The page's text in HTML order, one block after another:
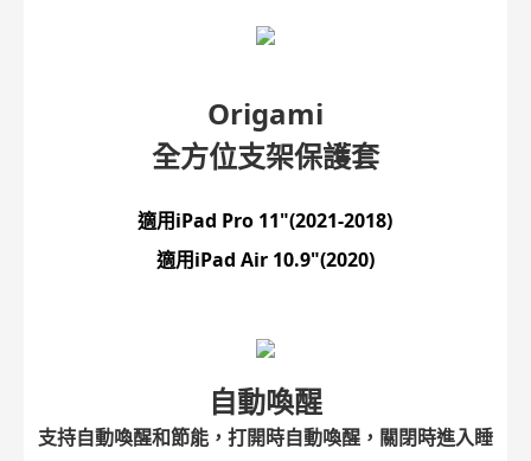
Origami
全方位支架保護套
適用iPad Pro 11"(2021-2018)
適用iPad Air 10.9"(2020)
自動喚醒
支持自動喚醒和節能，打開時自動喚醒，關閉時進入睡